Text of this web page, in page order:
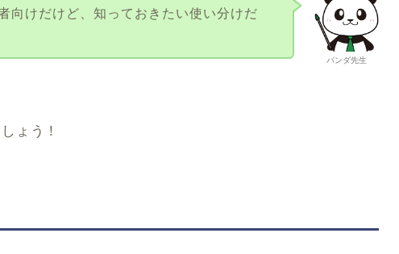
パンダ先生
向けだけど、知っておきたい使い分けだ
ょう！